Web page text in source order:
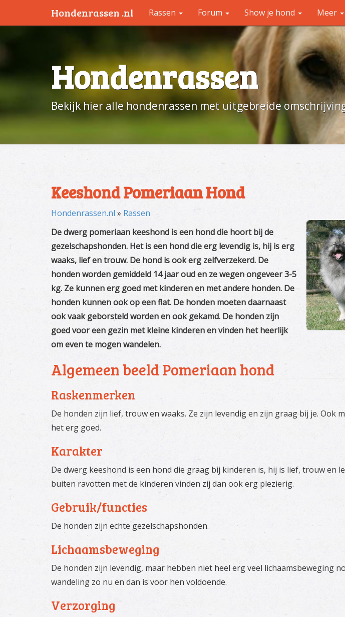
Hondenrassen
Bekijk hier alle hondenrassen met uitgebreide
Keeshond Pomeriaan Hond
Hondenrassen.nl » Rassen
De dwerg pomeriaan keeshond is een hond die hoort bij de
gezelschapshonden. Het is een hond die erg levendig is, hij is erg
waaks, lief en trouw. De hond is ook erg zelfverzekerd. De
honden worden gemiddeld 14 jaar oud en ze wegen ongeveer 3-5
kg. Ze kunnen erg goed met kinderen en met andere honden. De
honden kunnen ook op een flat. De honden moeten daarnaast
ook vaak geborsteld worden en ook gekamd. De honden zijn
goed voor een gezin met kleine kinderen en vinden het heerlijk
om even te mogen wandelen.
Algemeen beeld Pomeriaan hond
Raskenmerken
De honden zijn lief, trouw en waaks. Ze zijn levendig en zijn graag bij je. Ook
het erg goed.
Karakter
De dwerg keeshond is een hond die graag bij kinderen is, hij is lief, trouw en
buiten ravotten met de kinderen vinden zij dan ook erg plezierig.
Gebruik/functies
De honden zijn echte gezelschapshonden.
Lichaamsbeweging
De honden zijn levendig, maar hebben niet heel erg veel lichaamsbeweging
wandeling zo nu en dan is voor hen voldoende.
Verzorging
Hondenrassen .nl Rassen Forum Show je hond Meer